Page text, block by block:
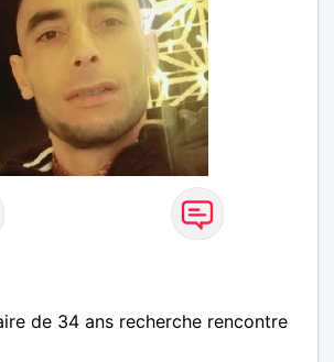
de 34 ans recherche rencontre